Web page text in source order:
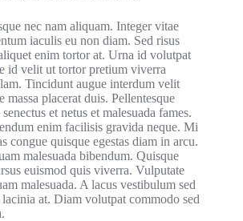
nec nam aliquam. Integer vitae
iaculis eu non diam. Sed risus
enim tortor at. Urna id volutpat
id velit ut tortor pretium viverra
Tincidunt augue interdum velit
massa placerat duis. Pellentesque
et netus et malesuada fames.
enim facilisis gravida neque. Mi
congue quisque egestas diam in arcu.
malesuada bibendum. Quisque
euismod quis viverra. Vulputate
malesuada. A lacus vestibulum sed
at. Diam volutpat commodo sed